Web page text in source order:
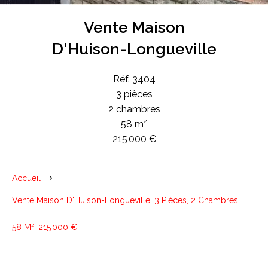
Vente Maison
D'Huison-Longueville
Réf. 3404
3 pièces
2 chambres
58 m²
215 000 €
Accueil
Vente Maison D'Huison-Longueville, 3 Pièces, 2 Chambres,
58 M², 215 000 €